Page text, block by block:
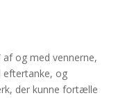
af og med vennerne,
eftertanke, og
der kunne fortælle